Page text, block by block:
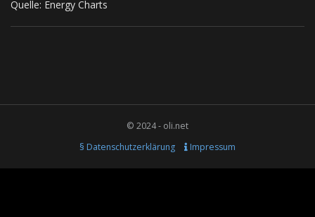
Quelle: Energy Charts
© 2024 - oli.net
§ Datenschutzerklärung
Impressum